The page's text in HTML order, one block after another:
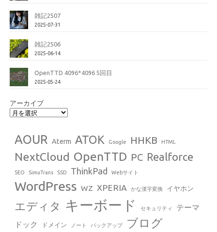
雑記2507
2025-07-31
雑記2506
2025-06-14
OpenTTD 4096*4096 5回目
2025-05-24
アーカイブ
AOUR Aterm ATOK Google HHKB HTML
NextCloud OpenTTD PC Realforce
SEO SimuTrans SSD ThinkPad Webサイト
WordPress WZ XPERIA かな漢字変換 イヤホン
エディタ キーボード セキュリティ
テーマ
ドック
ドメイン ノート バックアップ ブログ